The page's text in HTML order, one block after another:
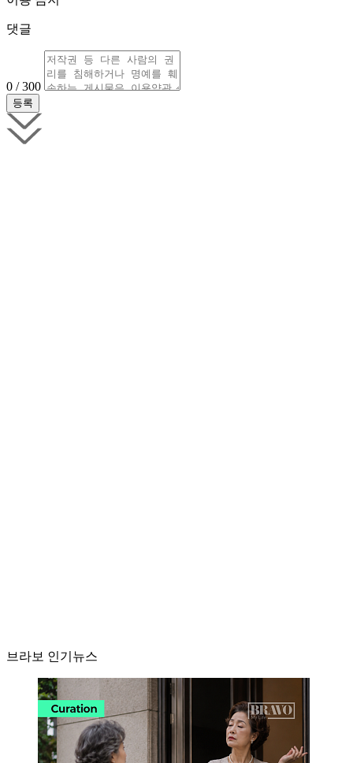
댓글
0 / 300
브라보 인기뉴스